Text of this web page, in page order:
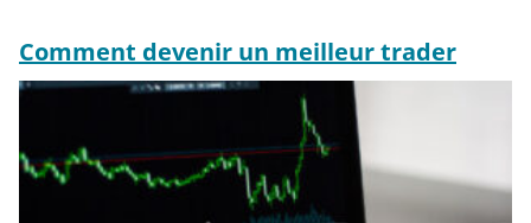
Comment devenir un meilleur trader